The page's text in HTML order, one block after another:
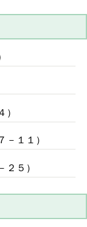
）
－１１）
２５）